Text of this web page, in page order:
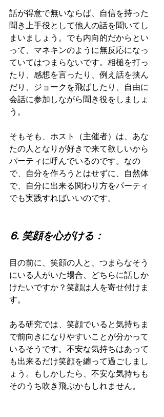
話が得意で無いならば、自信を持った
聞き上手役として他人の話を聞いてし
まいましょう。でも内向的だからとい
って、マネキンのように無反応になっ
ていてはつまらないです。相槌を打っ
たり、感想を言ったり、例え話を挟ん
だり、ジョークを飛ばしたり、自由に
会話に参加しながら聞き役をしましょ
う。
そもそも、ホスト（主催者）は、あな
たの人となりが好きで来て欲しいから
パーティに呼んでいるのです。なの
で、自分を作ろうとはせずに、自然体
で、自分に出来る関わり方をパーティ
でも実践すればいいのです。
⒍ 笑顔を心がける：
目の前に、笑顔の人と、つまらなそう
にいる人がいた場合、どちらに話しか
けたいですか？笑顔は人を寄せ付けま
す。
ある研究では、笑顔でいると気持ちま
で前向きになりやすいことが分かって
いるそうです。不安な気持ちはあって
も出来るだけ笑顔を纏って過ごしまし
ょう。もしかしたら、不安な気持ちも
そのうち吹き飛ぶかもしれません。